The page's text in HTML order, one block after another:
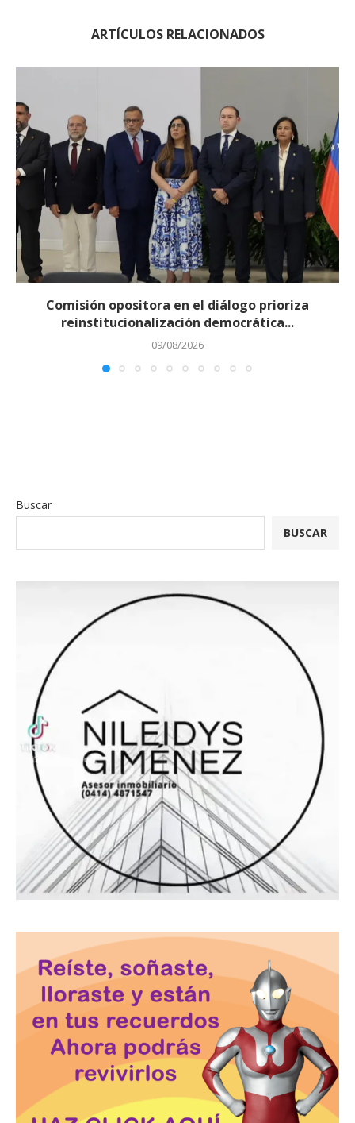
ARTÍCULOS RELACIONADOS
Comisión opositora en el diálogo prioriza
reinstitucionalización democrática...
09/08/2026
Buscar
BUSCAR